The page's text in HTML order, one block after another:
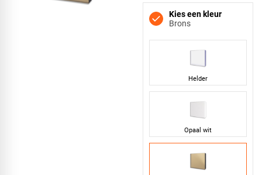
Kies een kleur
Brons
Helder
Opaal wit